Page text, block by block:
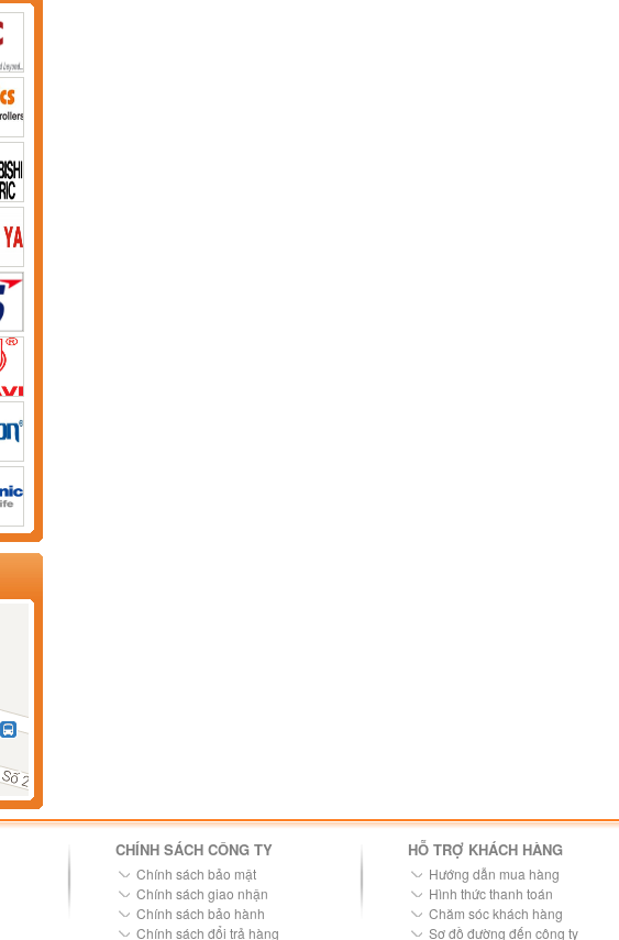
CHÍNH SÁCH CÔNG TY
Chính sách bảo mật
Chính sách giao nhận
Chính sách bảo hành
Chính sách đổi trả hàng
HỖ TRỢ KHÁCH HÀNG
Hướng dẫn mua hàng
Hình thức thanh toán
Chăm sóc khách hàng
Sơ đồ đường đến công ty